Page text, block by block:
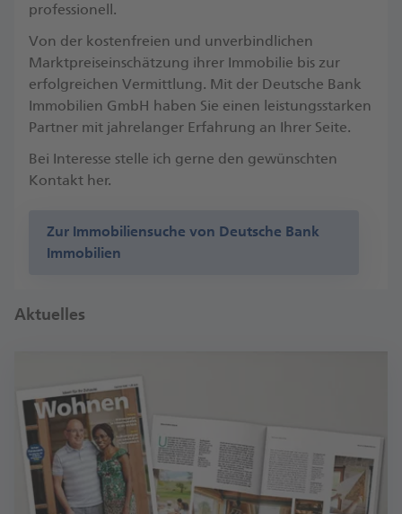
professionell.
Von der kostenfreien und unverbindlichen
Marktpreiseinschätzung ihrer Immobilie bis zur
erfolgreichen Vermittlung. Mit der Deutsche Bank
Immobilien GmbH haben Sie einen leistungsstarken
Partner mit jahrelanger Erfahrung an Ihrer Seite.
Bei Interesse stelle ich gerne den gewünschten
Kontakt her.
Zur Immobiliensuche von Deutsche Bank
Immobilien
Aktuelles